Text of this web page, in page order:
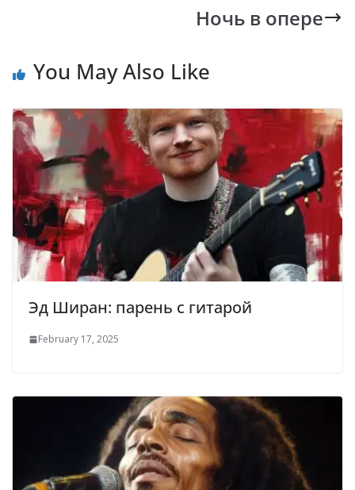
Ночь в опере
You May Also Like
Эд Ширан: парень с гитарой
February 17, 2025